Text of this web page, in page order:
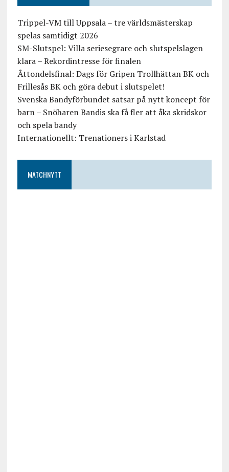
Trippel-VM till Uppsala – tre världsmästerskap
spelas samtidigt 2026
SM-Slutspel: Villa seriesegrare och slutspelslagen
klara – Rekordintresse för finalen
Åttondelsfinal: Dags för Gripen Trollhättan BK och
Frillesås BK och göra debut i slutspelet!
Svenska Bandyförbundet satsar på nytt koncept för
barn – Snöharen Bandis ska få fler att åka skridskor
och spela bandy
Internationellt: Trenationers i Karlstad
MATCHNYTT